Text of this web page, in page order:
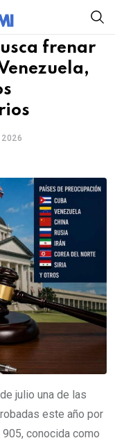
frenar
julio una de las
este año por
conocida como